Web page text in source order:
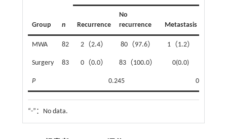
Group n Recurrence
No
recurrence
Metastasis
MWA 82 2（2.4） 80（97.6） 1（1.2）
Surgery 83 0（0.0） 83（100.0） 0(0.0)
P 0.245 0.497
“-”：No data.